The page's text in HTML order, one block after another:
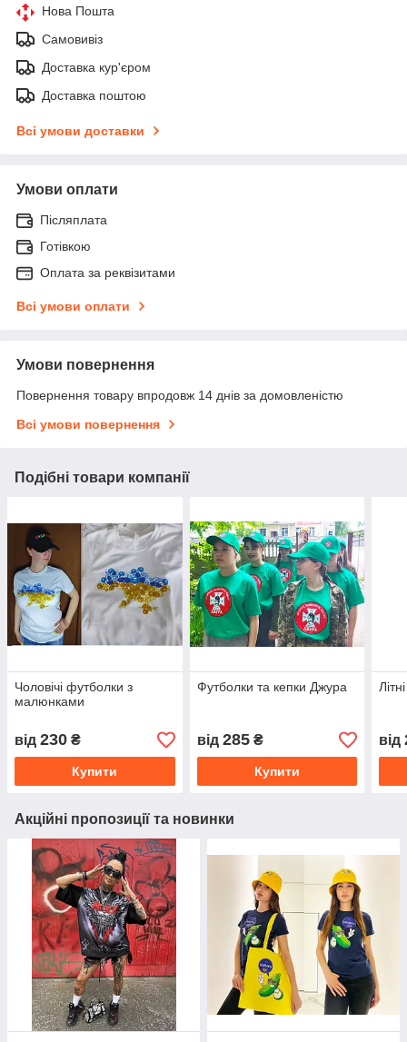
Нова Пошта
Самовивіз
Доставка кур'єром
Доставка поштою
Всі умови доставки
Умови оплати
Післяплата
Готівкою
Оплата за реквізитами
Всі умови оплати
Умови повернення
Повернення товару впродовж 14 днів за домовленістю
Всі умови повернення
Подібні товари компанії
Чоловічі футболки з
малюнками
від 230 ₴
Купити
Футболки та кепки Джура
від 285₴
Купити
від
Акційні пропозиції та новинки